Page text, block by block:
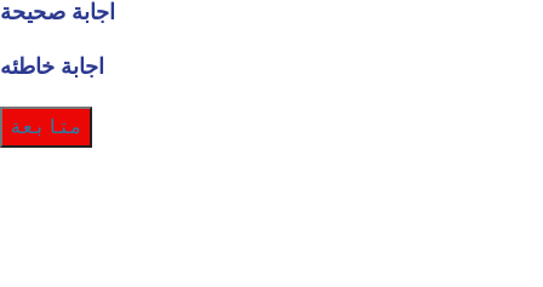
اجابة صحيحة
اجابة خاطئه
متابعة